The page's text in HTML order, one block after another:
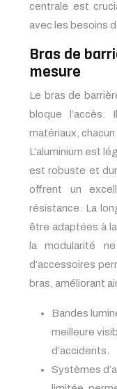
centrale est
avec les besoins
Bras de
mesure
Le bras de
bloque
matériaux,
L’aluminium est
est robuste et
offrent un
résistance. La
être adaptées à
la modularité
d’accessoires
bras, améliorant
Bandes
meilleure
d’accidents.
Systèmes